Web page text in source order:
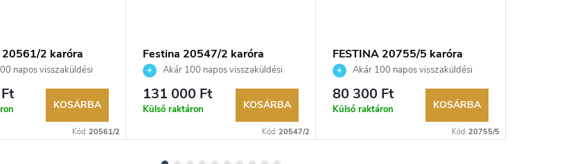
20561/2 karóra
napos visszaküldési
márkakereskedő.
KOSÁRBA
Kód: 20561/2
Festina 20547/2 karóra
Akár 100 napos visszaküldési
lehetőség. Hivatalos márkakereskedő.
131 000 Ft
Külső raktáron KOSÁRBA
Kód: 20547/2
FESTINA 20755/5 karóra
Akár 100 napos visszaküldési
lehetőség. Hivatalos márkakereskedő.
80 300 Ft
Külső raktáron KOSÁRBA
Kód: 20755/5